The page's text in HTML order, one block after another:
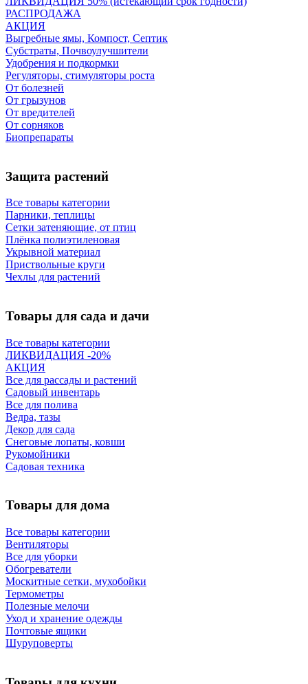
РАСПРОДАЖА
АКЦИЯ
Выгребные ямы, Компост, Септик
Субстраты, Почвоулучшители
Удобрения и подкормки
Регуляторы, стимуляторы роста
От болезней
От грызунов
От вредителей
От сорняков
Биопрепараты
Защита растений
Все товары категории
Парники, теплицы
Сетки затеняющие, от птиц
Плёнка полиэтиленовая
Укрывной материал
Приствольные круги
Чехлы для растений
Товары для сада и дачи
Все товары категории
ЛИКВИДАЦИЯ -20%
АКЦИЯ
Все для рассады и растений
Садовый инвентарь
Все для полива
Ведра, тазы
Декор для сада
Снеговые лопаты, ковши
Рукомойники
Садовая техника
Товары для дома
Все товары категории
Вентиляторы
Все для уборки
Обогреватели
Москитные сетки, мухобойки
Термометры
Полезные мелочи
Уход и хранение одежды
Почтовые ящики
Шуруповерты